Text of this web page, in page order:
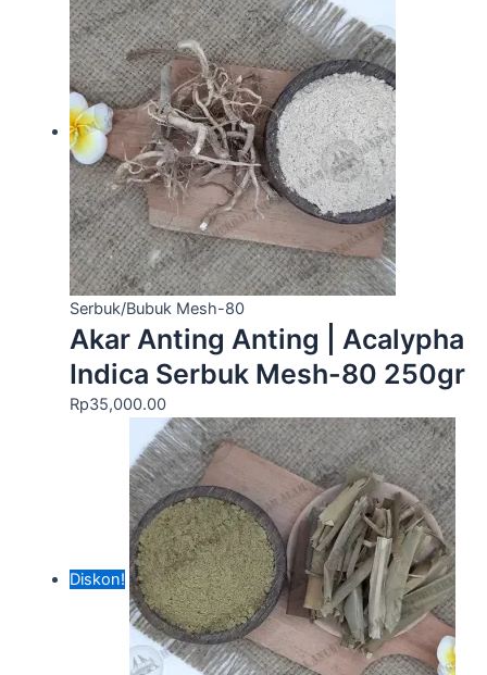
Serbuk/Bubuk Mesh-80
Akar Anting Anting | Acalypha
Indica Serbuk Mesh-80 250gr
Rp35,000.00
Diskon!